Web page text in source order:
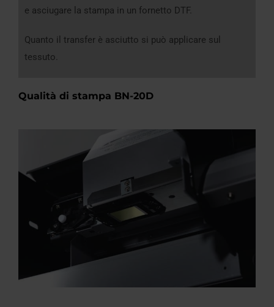
e asciugare la stampa in un fornetto DTF.
Quanto il transfer è asciutto si può applicare sul
tessuto.
Qualità di stampa BN-20D